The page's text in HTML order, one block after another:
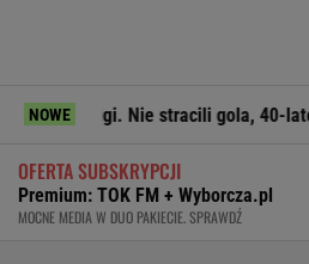
NOWE
stracili gola, 40-latek znów błysnął
OFERTA SUBSKRYPCJI
Premium: TOK FM + Wyborcza.pl
MOCNE MEDIA W DUO PAKIECIE. SPRAWDŹ